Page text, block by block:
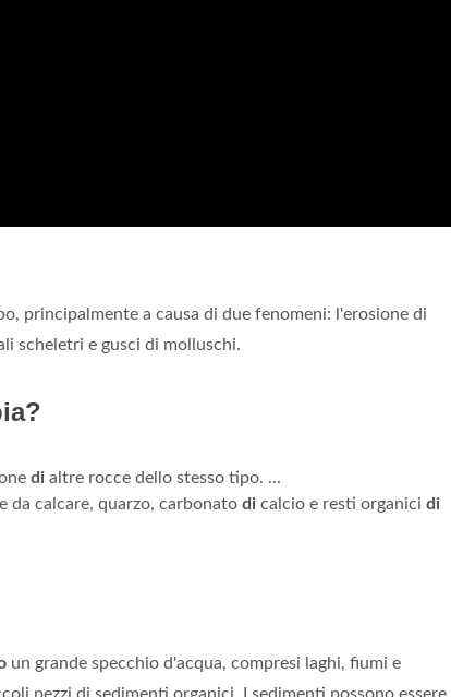
principalmente a causa di due fenomeni: l'erosione di
scheletri e gusci di molluschi.
di altre rocce dello stesso tipo. ...
da calcare, quarzo, carbonato di calcio e resti organici di
un grande specchio d'acqua, compresi laghi, fiumi e